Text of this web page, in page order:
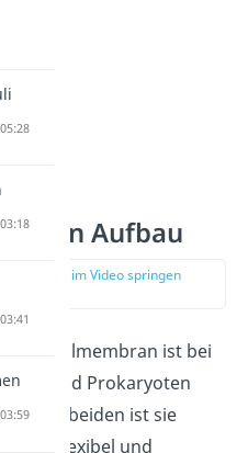
Aufbau
zur Stelle im Video springen
der Zellmembran ist bei
und Prokaryoten
Bei beiden ist sie
flexibel und